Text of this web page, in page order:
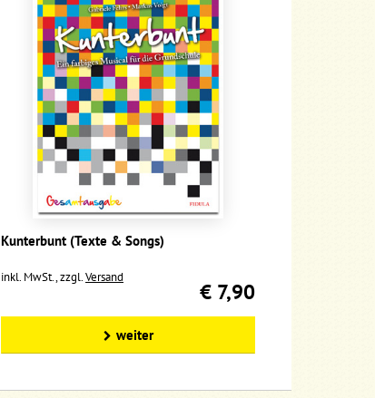
Kunterbunt (Texte & Songs)
inkl. MwSt., zzgl.Versand
€ 7,90
weiter